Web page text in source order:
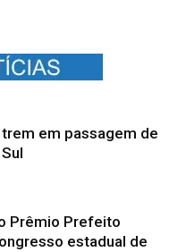
em passagem de
Prêmio Prefeito
estadual de